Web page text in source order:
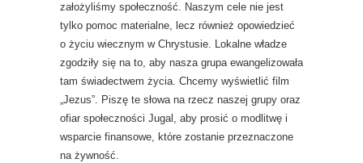
założyliśmy społeczność. Naszym cele nie jest
tylko pomoc materialne, lecz również opowiedzieć
o życiu wiecznym w Chrystusie. Lokalne władze
zgodziły się na to, aby nasza grupa ewangelizowała
tam świadectwem życia. Chcemy wyświetlić film
„Jezus”. Piszę te słowa na rzecz naszej grupy oraz
ofiar społeczności Jugal, aby prosić o modlitwę i
wsparcie finansowe, które zostanie przeznaczone
na żywność.